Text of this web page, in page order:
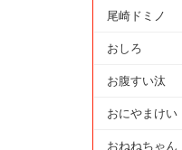
尾崎ドミノ
おしろ
お腹すい汰
おにやまけい
おねねちゃん